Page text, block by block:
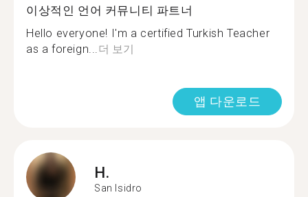
이상적인 언어 커뮤니티 파트너
Hello everyone! I'm a certified Turkish Teacher
as a foreign...더 보기
앱 다운로드
H.
San Isidro